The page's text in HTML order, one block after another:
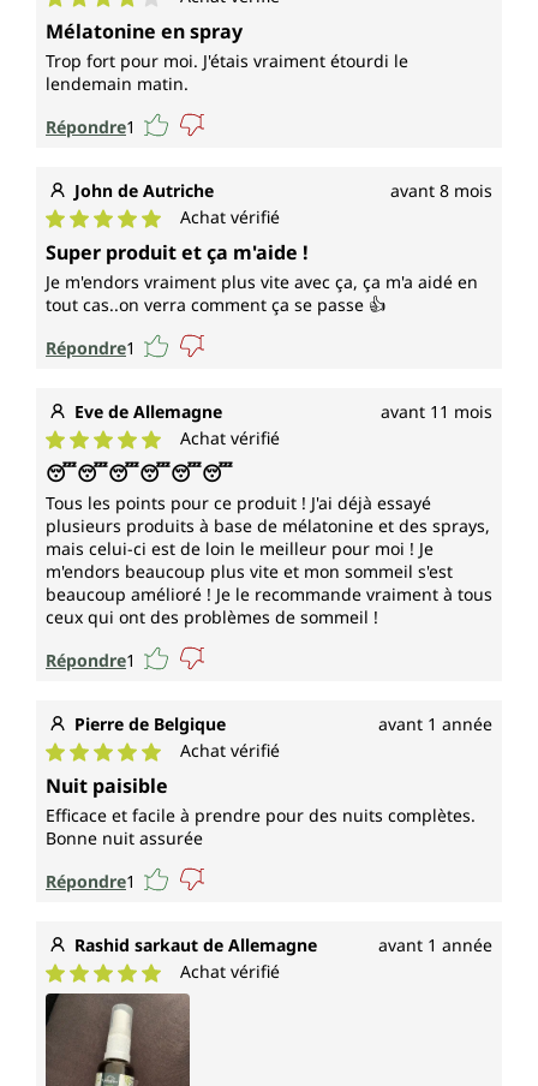
Note moyenne de 4 sur 5 étoiles
Mélatonine en spray
Trop fort pour moi. J'étais vraiment étourdi le
lendemain matin.
Répondre1
John de Autriche avant 8 mois
Note moyenne de 5 sur 5 étoiles
Achat vérifié
Super produit et ça m'aide !
Je m'endors vraiment plus vite avec ça, ça m'a aidé en
tout cas..on verra comment ça se passe 👍
Répondre1
Eve de Allemagne avant 11 mois
Note moyenne de 5 sur 5 étoiles
Achat vérifié
😴😴😴😴😴😴
Tous les points pour ce produit ! J'ai déjà essayé
plusieurs produits à base de mélatonine et des sprays,
mais celui-ci est de loin le meilleur pour moi ! Je
m'endors beaucoup plus vite et mon sommeil s'est
beaucoup amélioré ! Je le recommande vraiment à tous
ceux qui ont des problèmes de sommeil !
Répondre1
Pierre de Belgique avant 1 année
Note moyenne de 5 sur 5 étoiles
Achat vérifié
Nuit paisible
Efficace et facile à prendre pour des nuits complètes.
Bonne nuit assurée
Répondre1
Rashid sarkaut de Allemagne avant 1 année
Note moyenne de 5 sur 5 étoiles
Achat vérifié